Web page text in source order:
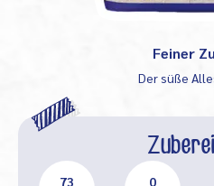
Feiner
Der süße
73
0